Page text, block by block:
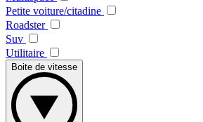
Petite voiture/citadine
Roadster
Suv
Utilitaire
Boite de vitesse